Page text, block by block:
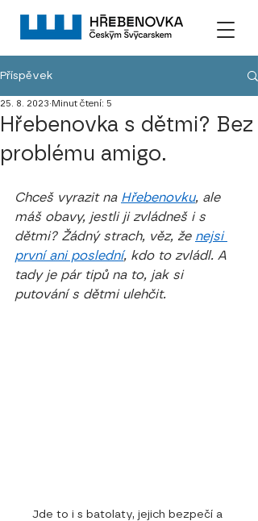
Příspěvek
Hřebenovka s dětmi? Bez
problému amigo.
25. 8. 2023 Minut čtení: 5
Chceš vyrazit na Hřebenovku, ale
máš obavy, jestli ji zvládneš i s
dětmi? Žádný strach, věz, že nejsi
první ani poslední, kdo to zvládl. A
tady je pár tipů na to, jak si
putování s dětmi ulehčit.
Jde to i s batolaty, jejich bezpečí a